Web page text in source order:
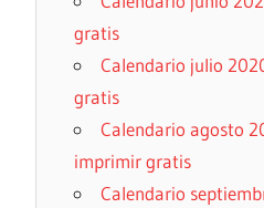
gratis
Calendario julio
gratis
Calendario agosto
imprimir gratis
Calendario